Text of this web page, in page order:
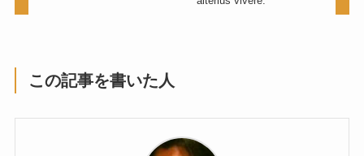
この記事を書いた人